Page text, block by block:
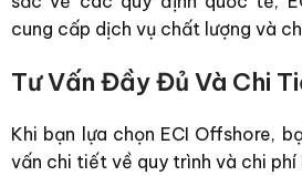
cung cấp dịch vụ chất lượng và
Tư Vấn Đầy Đủ Và Chi
Khi bạn lựa chọn ECI Offshore,
vấn chi tiết về quy trình và chi phí